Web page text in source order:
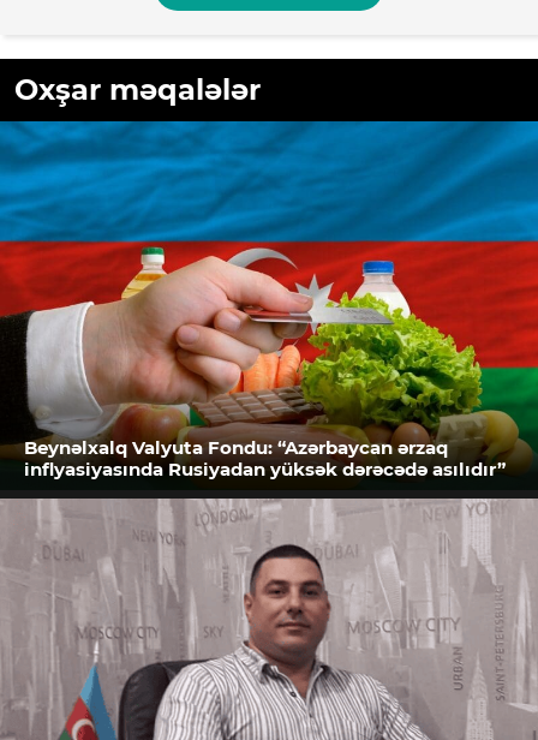
Oxşar məqalələr
Beynəlxalq Valyuta Fondu: “Azərbaycan ərzaq
inflyasiyasında Rusiyadan yüksək dərəcədə asılıdır”